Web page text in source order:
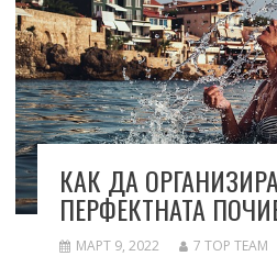
КАК ДА
ПЕРФЕКТНАТА
МАРТ 9, 2022 7 TOP TEAM